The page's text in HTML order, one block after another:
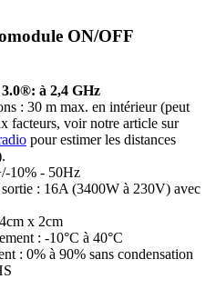
ON/OFF
®: à 2,4 GHz
: 30 m max. en intérieur (peut
facteurs, voir notre article sur
pour estimer les distances
10% - 50Hz
: 16A (3400W à 230V) avec
x 2cm
: -10°C à 40°C
: 0% à 90% sans condensation